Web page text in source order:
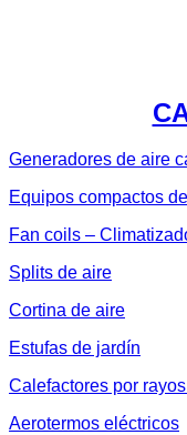
Generadores de aire
Equipos compactos
Fan coils –
Splits de aire
Cortina de aire
Estufas de jardín
Calefactores por
Aerotermos eléctricos